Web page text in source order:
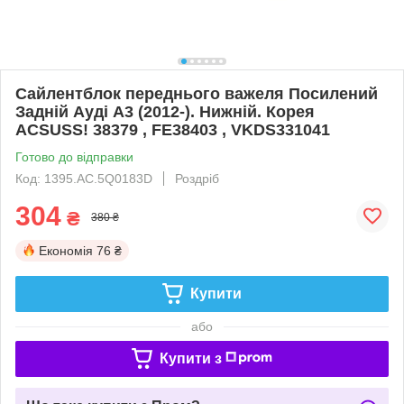
Сайлентблок переднього важеля Посилений
Задній Ауді А3 (2012-). Нижній. Корея
ACSUSS! 38379 , FE38403 , VKDS331041
Готово до відправки
Код: 1395.AC.5Q0183D
Роздріб
304 ₴ 380 ₴
Економія 76 ₴
Купити
або
Купити з